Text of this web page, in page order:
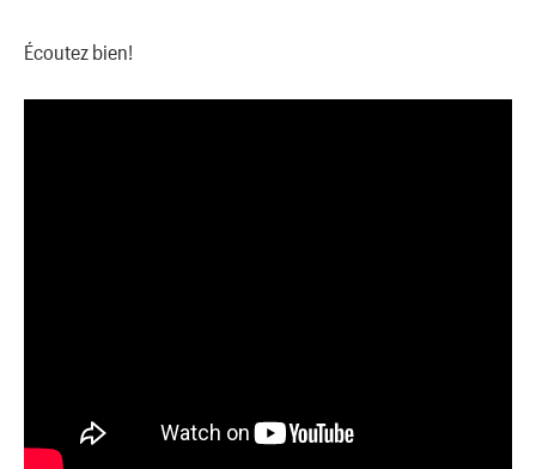
Écoutez bien!